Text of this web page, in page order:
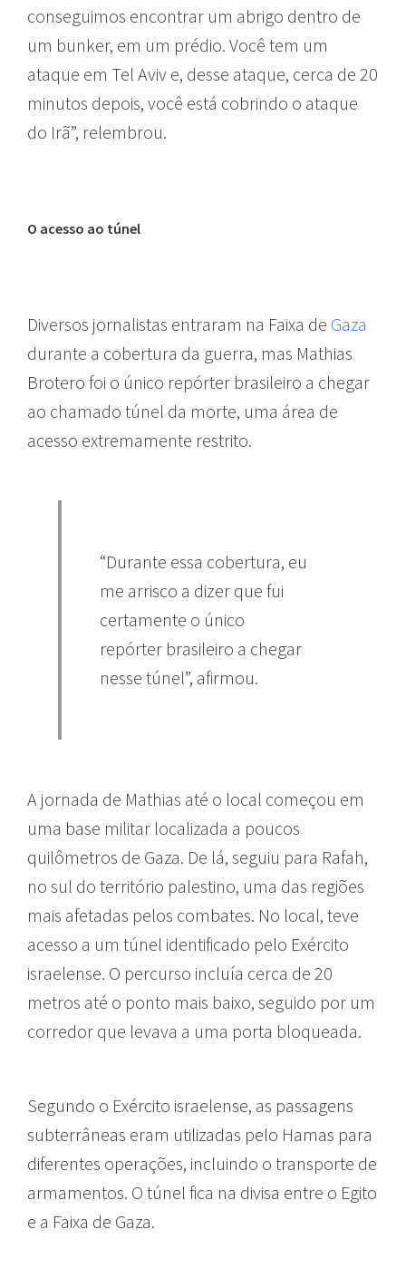
conseguimos encontrar um abrigo dentro de
um bunker, em um prédio. Você tem um
ataque em Tel Aviv e, desse ataque, cerca de 20
minutos depois, você está cobrindo o ataque
do Irã”, relembrou.
O acesso ao túnel
Diversos jornalistas entraram na Faixa de Gaza
durante a cobertura da guerra, mas Mathias
Brotero foi o único repórter brasileiro a chegar
ao chamado túnel da morte, uma área de
acesso extremamente restrito.
“Durante essa cobertura, eu
me arrisco a dizer que fui
certamente o único
repórter brasileiro a chegar
nesse túnel”, afirmou.
A jornada de Mathias até o local começou em
uma base militar localizada a poucos
quilômetros de Gaza. De lá, seguiu para Rafah,
no sul do território palestino, uma das regiões
mais afetadas pelos combates. No local, teve
acesso a um túnel identificado pelo Exército
israelense. O percurso incluía cerca de 20
metros até o ponto mais baixo, seguido por um
corredor que levava a uma porta bloqueada.
Segundo o Exército israelense, as passagens
subterrâneas eram utilizadas pelo Hamas para
diferentes operações, incluindo o transporte de
armamentos. O túnel fica na divisa entre o Egito
e a Faixa de Gaza.